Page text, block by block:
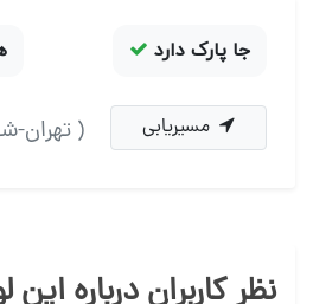
جا پارک دارد
مسیریابی ( تهران-
نظر کاربران درباره